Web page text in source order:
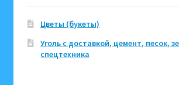
Цветы (букеты)
Уголь с доставкой, цемент, песок,
спецтехника